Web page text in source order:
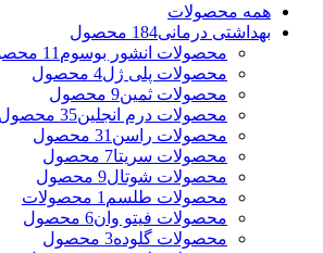
همه محصولات
بهداشتی درمانی184 محصول
محصولات انشور بوسوم 11 محصول
محصولات پلی ژل4 محصول
محصولات ثمین9 محصول
محصولات درم انجلین35 محصول
محصولات راسن 31 محصول
محصولات سریتا7 محصول
محصولات شوتال9 محصول
محصولات طلسم 1 محصولات
محصولات فیتو وان6 محصول
محصولات گلوده3 محصول